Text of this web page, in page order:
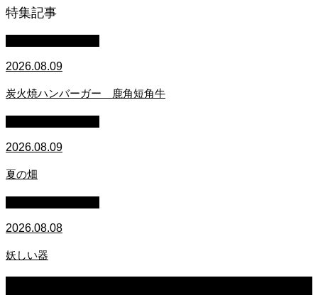
特集記事
2026.08.09
炭火焼ハンバーガー 鹿角短角牛
2026.08.09
夏の畑
2026.08.08
妖しい器